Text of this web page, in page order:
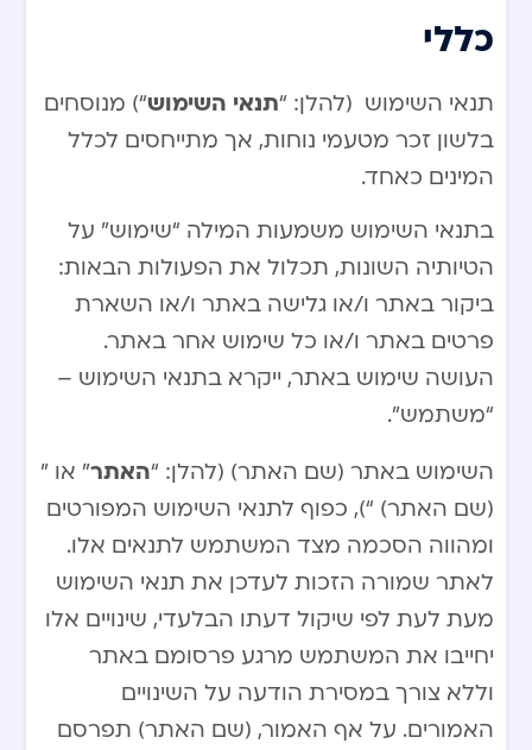
כללי
תנאי השימוש (להלן: “תנאי השימוש“) מנוסחים
בלשון זכר מטעמי נוחות, אך מתייחסים לכלל
המינים כאחד.
בתנאי השימוש משמעות המילה “שימוש” על
הטיותיה השונות, תכלול את הפעולות הבאות:
ביקור באתר ו/או גלישה באתר ו/או השארת
פרטים באתר ו/או כל שימוש אחר באתר.
העושה שימוש באתר, ייקרא בתנאי השימוש –
“משתמש”.
השימוש באתר (שם האתר) (להלן: “האתר” או ”
(שם האתר) “), כפוף לתנאי השימוש המפורטים
ומהווה הסכמה מצד המשתמש לתנאים אלו.
לאתר שמורה הזכות לעדכן את תנאי השימוש
מעת לעת לפי שיקול דעתו הבלעדי, שינויים אלו
יחייבו את המשתמש מרגע פרסומם באתר
וללא צורך במסירת הודעה על השינויים
האמורים. על אף האמור, (שם האתר) תפרסם